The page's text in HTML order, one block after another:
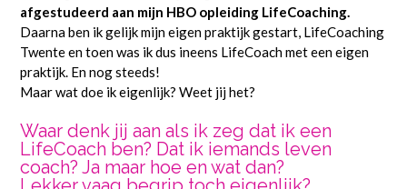
afgestudeerd aan mijn HBO opleiding LifeCoaching.
Daarna ben ik gelijk mijn eigen praktijk gestart, LifeCoaching
Twente en toen was ik dus ineens LifeCoach met een eigen
praktijk. En nog steeds!
Maar wat doe ik eigenlijk? Weet jij het?
Waar denk jij aan als ik zeg dat ik een
LifeCoach ben? Dat ik iemands leven
coach? Ja maar hoe en wat dan?